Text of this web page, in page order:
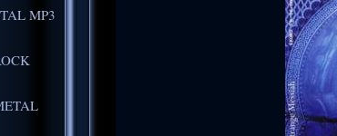
MP3